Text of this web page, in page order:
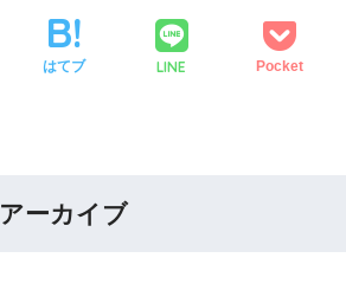
はてブ LINE Pocket
アーカイブ